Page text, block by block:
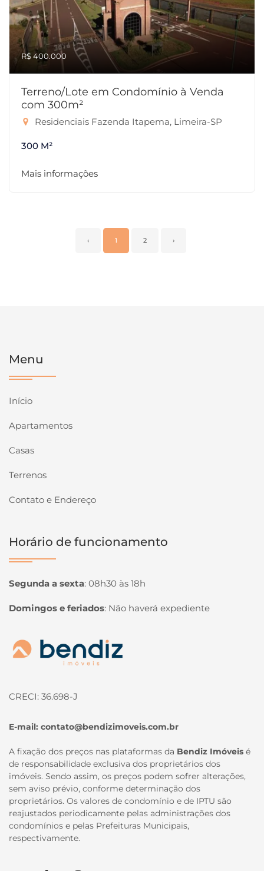
R$ 400.000
Terreno/Lote em Condomínio à Venda
com 300m²
Residenciais Fazenda Itapema, Limeira-SP
300 M²
Mais informações
‹ 1 2 ›
Menu
Início
Apartamentos
Casas
Terrenos
Contato e Endereço
Horário de funcionamento
Segunda a sexta: 08h30 às 18h
Domingos e feriados: Não haverá expediente
Página inicial
CRECI: 36.698-J
E-mail: contato@bendizimoveis.com.br
A fixação dos preços nas plataformas da Bendiz Imóveis é
de responsabilidade exclusiva dos proprietários dos
imóveis. Sendo assim, os preços podem sofrer alterações,
sem aviso prévio, conforme determinação dos
proprietários. Os valores de condomínio e de IPTU são
reajustados periodicamente pelas administrações dos
condomínios e pelas Prefeituras Municipais,
respectivamente.